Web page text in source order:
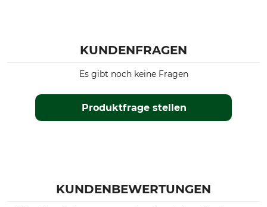
KUNDENFRAGEN
Produktfrage stellen
Es gibt noch keine Fragen
KUNDENBEWERTUNGEN